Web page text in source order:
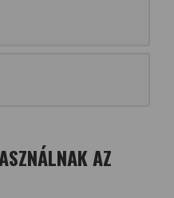
AZ